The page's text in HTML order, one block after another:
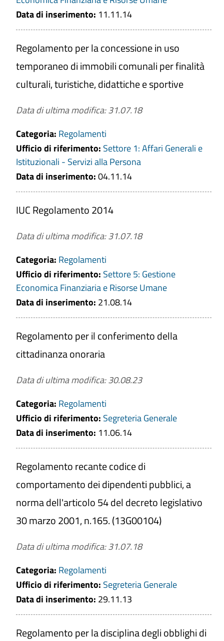
Data di inserimento: 11.11.14
Regolamento per la concessione in uso
temporaneo di immobili comunali per finalità
culturali, turistiche, didattiche e sportive
Data di ultima modifica: 31.07.18
Categoria: Regolamenti
Ufficio di riferimento: Settore 1: Affari Generali e
Istituzionali - Servizi alla Persona
Data di inserimento:04.11.14
IUC Regolamento 2014
Data di ultima modifica: 31.07.18
Categoria: Regolamenti
Ufficio di riferimento: Settore 5: Gestione
Economica Finanziaria e Risorse Umane
Data di inserimento: 21.08.14
Regolamento per il conferimento della
cittadinanza onoraria
Data di ultima modifica: 30.08.23
Categoria: Regolamenti
Ufficio di riferimento: Segreteria Generale
Data di inserimento: 11.06.14
Regolamento recante codice di
comportamento dei dipendenti pubblici, a
norma dell'articolo 54 del decreto legislativo
30 marzo 2001, n.165. (13G00104)
Data di ultima modifica: 31.07.18
Categoria: Regolamenti
Ufficio di riferimento: Segreteria Generale
Data di inserimento: 29.11.13
Regolamento per la disciplina degli obblighi di